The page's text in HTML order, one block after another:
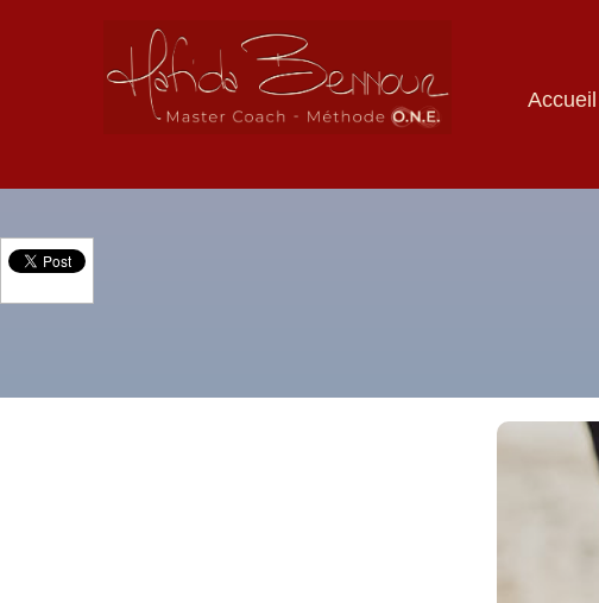
Accueil